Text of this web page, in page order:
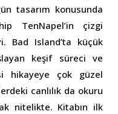
tasarım konusunda
TenNapel’in çizgi
Bad Island’ta küçük
keşif süreci ve
hikayeye çok güzel
canlılık da okuru
nitelikte. Kitabın ilk